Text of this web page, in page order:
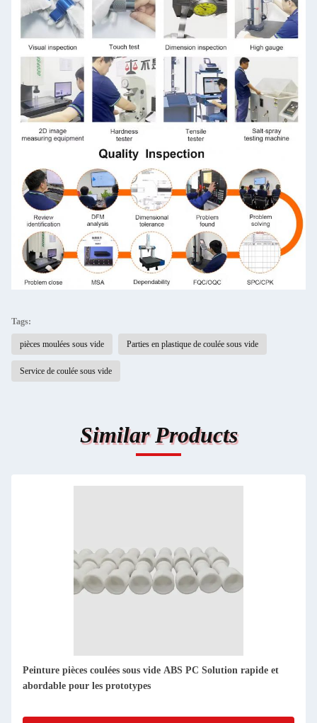
Tags:
pièces moulées sous vide Parties en plastique de coulée sous vide
Service de coulée sous vide
Similar Products
Prototype de coulée sous vide en caoutchouc PU PMMA
Réplicas rapides et précises des motifs maîtres